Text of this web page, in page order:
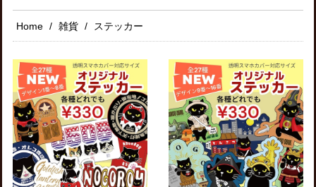
Home 雑貨 ステッカー